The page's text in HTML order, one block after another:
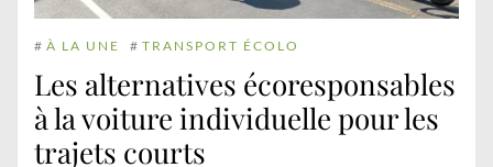
# À LA UNE # TRANSPORT ÉCOLO
Les alternatives écoresponsables
à la voiture individuelle pour les
trajets courts